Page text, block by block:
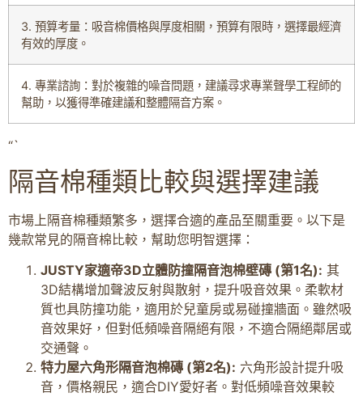
3. 預算考量：吸音棉價格與厚度相關，預算有限時，選擇最經濟
有效的厚度。
4. 專業諮詢：對於複雜的噪音問題，建議尋求專業聲學工程師的
幫助，以獲得準確建議和整體隔音方案。
“`
隔音棉種類比較與選擇建議
市場上隔音棉種類繁多，選擇合適的產品至關重要。以下是
幾款常見的隔音棉比較，幫助您明智選擇：
JUSTY家適帝3D立體防撞隔音泡棉壁磚 (第1名): 其
3D結構增加聲波反射與散射，提升吸音效果。柔軟材
質也具防撞功能，適用於兒童房或易碰撞牆面。雖然吸
音效果好，但對低頻噪音隔絕有限，不適合隔絕鄰居或
交通聲。
特力屋六角形隔音泡棉磚 (第2名): 六角形設計提升吸
音，價格親民，適合DIY愛好者。對低頻噪音效果較